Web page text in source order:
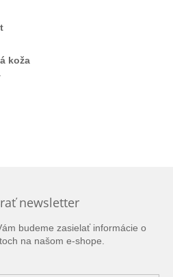
koža
newsletter
budeme zasielať informácie o
na našom e-shope.